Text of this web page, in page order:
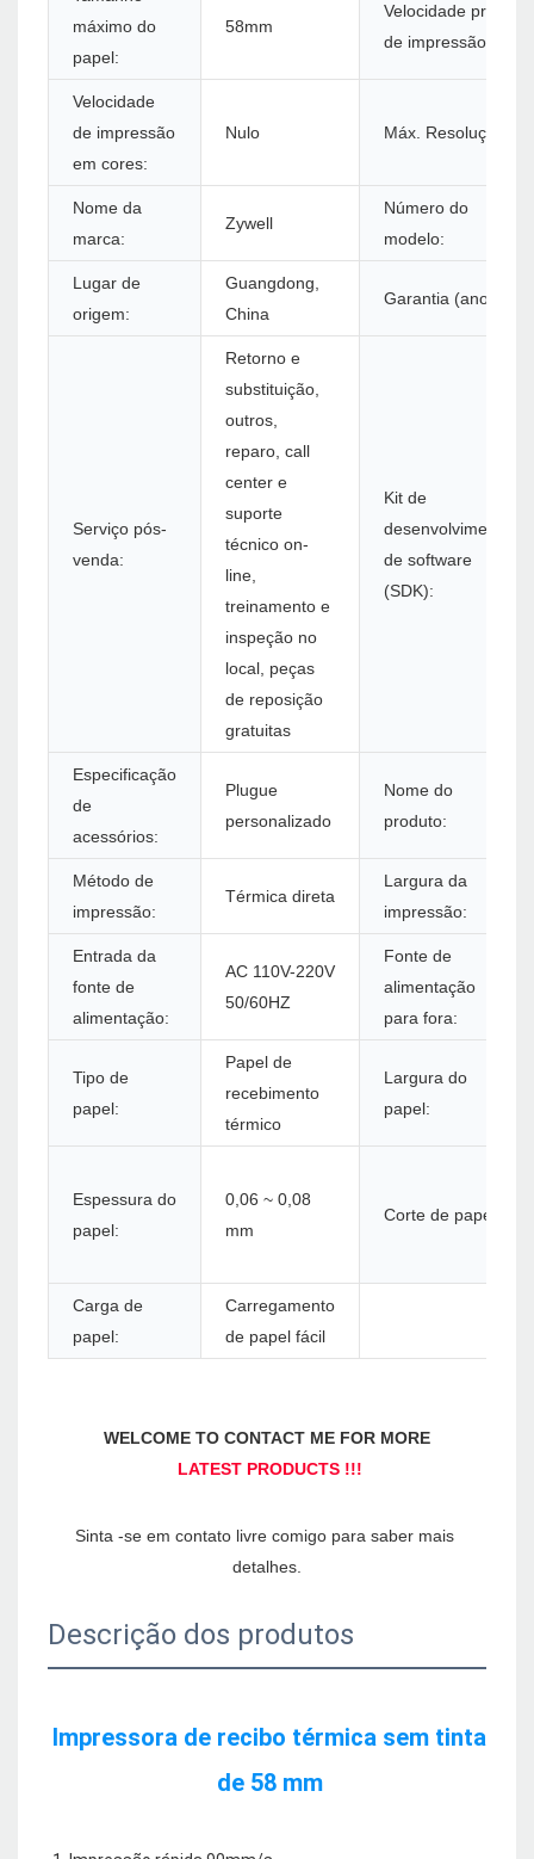
máximo do
papel:
58mm
Velocidade preta
de impressão:
Velocidade
de impressão
em cores:
Nulo Máx. Resolução:
Nome da
marca:
Zywell
Número do
modelo:
Lugar de
origem:
Guangdong,
China
Garantia (ano):
Serviço pós-
venda:
Retorno e
substituição,
outros,
reparo, call
center e
suporte
técnico on-
line,
treinamento e
inspeção no
local, peças
de reposição
gratuitas
Kit de
desenvolvimento
de software
(SDK):
Especificação
de
acessórios:
Plugue
personalizado
Nome do
produto:
Método de
impressão:
Térmica direta
Largura da
impressão:
Entrada da
fonte de
alimentação:
AC 110V-220V
50/60HZ
Fonte de
alimentação
para fora:
Tipo de
papel:
Papel de
recebimento
térmico
Largura do
papel:
Espessura do
papel:
0,06 ~ 0,08
mm
Corte de papel:
Carga de
papel:
Carregamento
de papel fácil
Sinta -se em contato livre comigo para saber mais
Descrição dos produtos
Impressora de recibo térmica sem tinta
de 58 mm